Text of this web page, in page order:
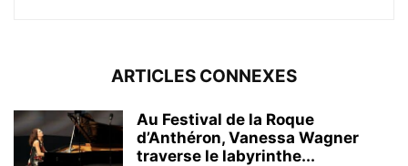
ARTICLES CONNEXES
Au Festival de la Roque
d’Anthéron, Vanessa Wagner
traverse le labyrinthe...